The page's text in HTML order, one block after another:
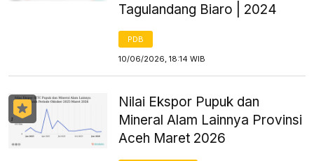
Tagulandang Biaro | 2024
PDB
10/06/2026, 18:14 WIB
Nilai Ekspor Pupuk dan
Mineral Alam Lainnya Provinsi
Aceh Maret 2026